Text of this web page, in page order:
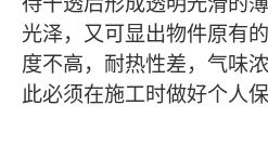
光泽，又可显出物件原有
度不高，耐热性差，气味
此必须在施工时做好个人保